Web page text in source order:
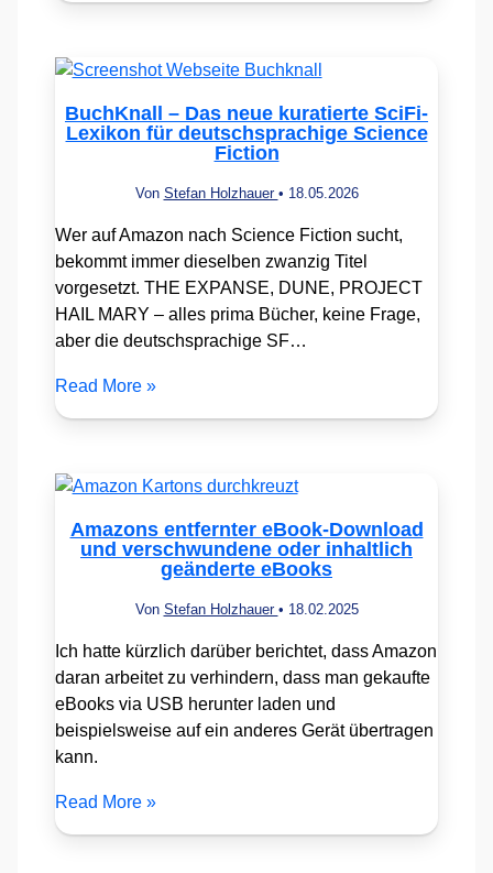
BuchKnall – Das neue kuratierte SciFi-
Lexikon für deutschsprachige Science
Fiction
Von Stefan Holzhauer • 18.05.2026
Wer auf Amazon nach Science Fiction sucht,
bekommt immer dieselben zwanzig Titel
vorgesetzt. THE EXPANSE, DUNE, PROJECT
HAIL MARY – alles prima Bücher, keine Frage,
aber die deutschsprachige SF…
Read More »
Amazons entfernter eBook-Download
und verschwundene oder inhaltlich
geänderte eBooks
Von Stefan Holzhauer • 18.02.2025
Ich hatte kürzlich darüber berichtet, dass Amazon
daran arbeitet zu verhindern, dass man gekaufte
eBooks via USB herunter laden und
beispielsweise auf ein anderes Gerät übertragen
kann.
Read More »